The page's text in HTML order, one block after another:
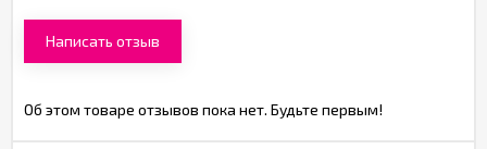
Написать отзыв
Об этом товаре отзывов пока нет. Будьте первым!